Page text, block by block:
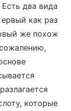
два вида
как раз
же похож
которые